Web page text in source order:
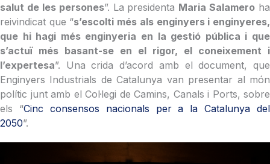
salut de les persones”. La presidenta Maria Salamero ha
reivindicat que “s’escolti més als enginyers i enginyeres,
que hi hagi més enginyeria en la gestió pública i que
s’actuï més basant-se en el rigor, el coneixement i
l’expertesa”. Una crida d’acord amb el document, que
Enginyers Industrials de Catalunya van presentar al món
polític junt amb el Col·legi de Camins, Canals i Ports, sobre
els “Cinc consensos nacionals per a la Catalunya del
2050”.